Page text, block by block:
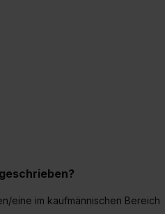
eine im kaufmännischen Bereich